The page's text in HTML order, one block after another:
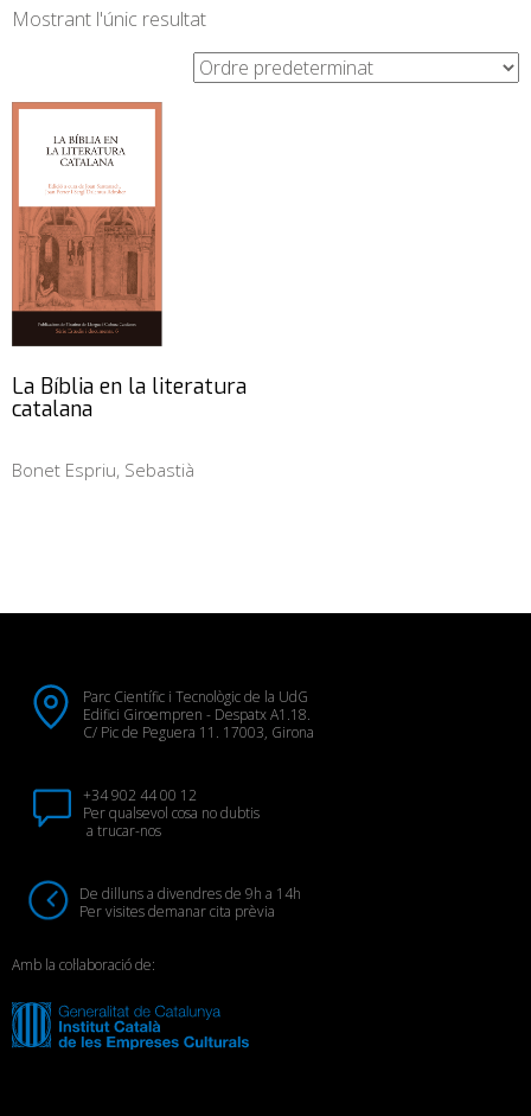
Mostrant l'únic resultat
La Bíblia en la literatura
catalana
Bonet Espriu, Sebastià
Parc Científic i Tecnològic de la UdG
Edifici Giroempren - Despatx A1.18.
C/ Pic de Peguera 11. 17003, Girona
+34 902 44 00 12
Per qualsevol cosa no dubtis
a trucar-nos
De dilluns a divendres de 9h a 14h
Per visites demanar cita prèvia
Amb la col·laboració de: